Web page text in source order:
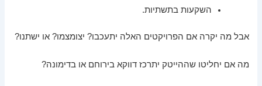
השקעות בתשתיות.
אבל מה יקרה אם הפרויקטים האלה יתעכבו? יצומצמו? או ישתנו?
מה אם יחליטו שההייטק יתרכז דווקא בירוחם או בדימונה?